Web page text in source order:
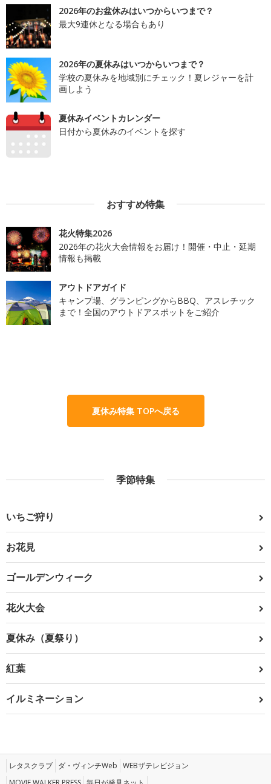
2026年のお盆休みはいつからいつまで？
最大9連休となる場合もあり
2026年の夏休みはいつからいつまで？
学校の夏休みを地域別にチェック！夏レジャーを計
画しよう
夏休みイベントカレンダー
日付から夏休みのイベントを探す
おすすめ特集
花火特集2026
2026年の花火大会情報をお届け！開催・中止・延期
情報も掲載
アウトドアガイド
キャンプ場、グランピングからBBQ、アスレチック
まで！全国のアウトドアスポットをご紹介
夏休み特集 TOPへ戻る
季節特集
いちご狩り
お花見
ゴールデンウィーク
花火大会
夏休み（夏祭り）
紅葉
イルミネーション
レタスクラブ ダ・ヴィンチWeb WEBザテレビジョン